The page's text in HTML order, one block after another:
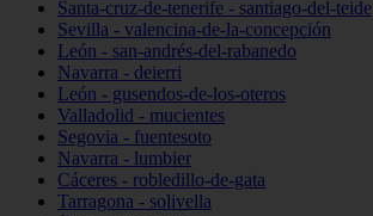
Santa-cruz-de-tenerife - santiago-del-teide
Sevilla - valencina-de-la-concepción
León - san-andrés-del-rabanedo
Navarra - deierri
León - gusendos-de-los-oteros
Valladolid - mucientes
Segovia - fuentesoto
Navarra - lumbier
Cáceres - robledillo-de-gata
Tarragona - solivella